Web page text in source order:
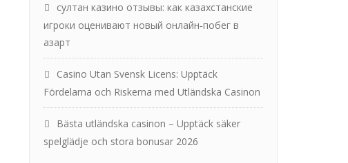
султан казино отзывы: как казахстанские
игроки оценивают новый онлайн‑побег в
азарт
Casino Utan Svensk Licens: Upptäck
Fördelarna och Riskerna med Utländska Casinon
Bästa utländska casinon – Upptäck säker
spelglädje och stora bonusar 2026